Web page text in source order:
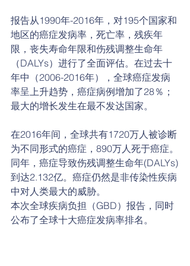
报告从1990年-2016年，对195个国家和
地区的癌症发病率，死亡率，残疾年
限，丧失寿命年限和伤残调整生命年
（DALYs）进行了全面评估。在过去十
年中（2006-2016年），全球癌症发病
率呈上升趋势，癌症病例增加了28％；
最大的增长发生在最不发达国家。
在2016年间，全球共有1720万人被诊断
为不同形式的癌症，890万人死于癌症。
同年，癌症导致伤残调整生命年(DALYs)
到达2.132亿。癌症仍然是非传染性疾病
中对人类最大的威胁。
本次全球疾病负担（GBD）报告，同时
公布了全球十大癌症发病率排名。